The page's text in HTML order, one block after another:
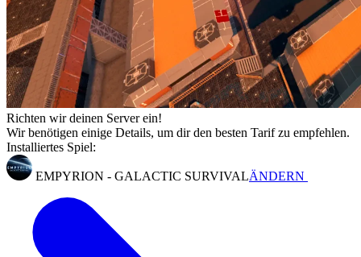
Richten wir deinen Server ein!
Wir benötigen einige Details, um dir den besten Tarif zu empfehlen.
Installiertes Spiel:
EMPYRION - GALACTIC SURVIVALÄNDERN